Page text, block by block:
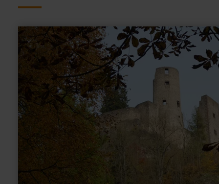
meer
informatie
over:
Raiffeisen
Westeifel
Tankstelle